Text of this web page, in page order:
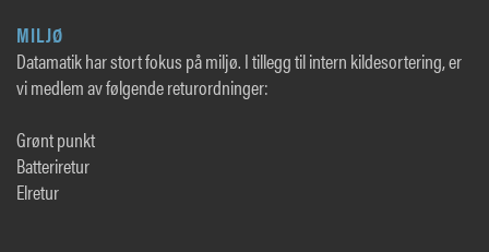
MILJØ
Datamatik har stort fokus på miljø. I tillegg til intern kildesortering, er
vi medlem av følgende returordninger:
Grønt punkt
Batteriretur
Elretur